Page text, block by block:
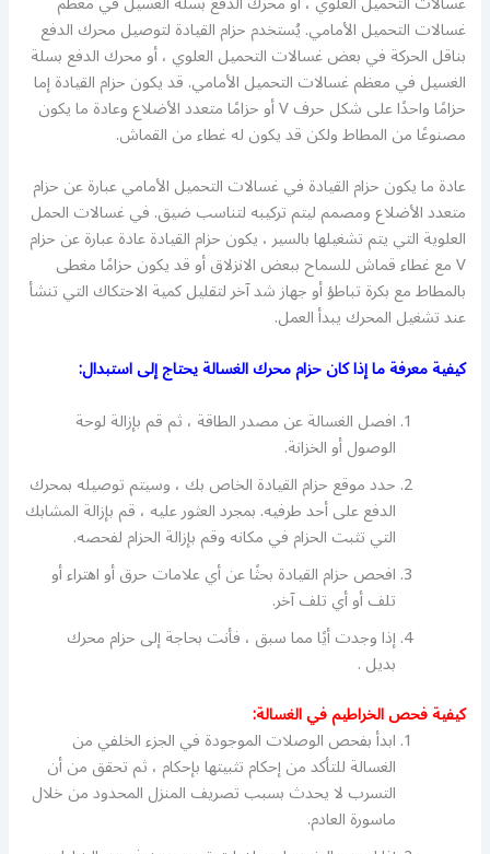
غسالات التحميل الأمامي. يُستخدم حزام القيادة لتوصيل محرك الدفع
بناقل الحركة في بعض غسالات التحميل العلوي ، أو محرك الدفع بسلة
الغسيل في معظم غسالات التحميل الأمامي. قد يكون حزام القيادة إما
حزامًا واحدًا على شكل حرف V أو حزامًا متعدد الأضلاع وعادة ما يكون
مصنوعًا من المطاط ولكن قد يكون له غطاء من القماش.
عادة ما يكون حزام القيادة في غسالات التحميل الأمامي عبارة عن حزام
متعدد الأضلاع ومصمم ليتم تركيبه لتناسب ضيق. في غسالات الحمل
العلوية التي يتم تشغيلها بالسير ، يكون حزام القيادة عادة عبارة عن حزام
V مع غطاء قماش للسماح ببعض الانزلاق أو قد يكون حزامًا مغطى
بالمطاط مع بكرة تباطؤ أو جهاز شد آخر لتقليل كمية الاحتكاك التي تنشأ
عند تشغيل المحرك يبدأ العمل.
كيفية معرفة ما إذا كان حزام محرك الغسالة يحتاج إلى استبدال:
افصل الغسالة عن مصدر الطاقة ، ثم قم بإزالة لوحة
الوصول أو الخزانة.
حدد موقع حزام القيادة الخاص بك ، وسيتم توصيله بمحرك
الدفع على أحد طرفيه. بمجرد العثور عليه ، قم بإزالة المشابك
التي تثبت الحزام في مكانه وقم بإزالة الحزام لفحصه.
افحص حزام القيادة بحثًا عن أي علامات حرق أو اهتراء أو
تلف أو أي تلف آخر.
إذا وجدت أيًا مما سبق ، فأنت بحاجة إلى حزام محرك
بديل .
كيفية فحص الخراطيم في الغسالة:
ابدأ بفحص الوصلات الموجودة في الجزء الخلفي من
الغسالة للتأكد من إحكام تثبيتها بإحكام ، ثم تحقق من أن
التسرب لا يحدث بسبب تصريف المنزل المحدود من خلال
ماسورة العادم.